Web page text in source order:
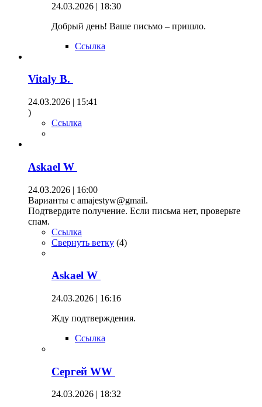
24.03.2026 | 18:30
Добрый день! Ваше письмо – пришло.
Ссылка
Vitaly B.
24.03.2026 | 15:41
)
Ссылка
Askael W
24.03.2026 | 16:00
Варианты с amajestyw@gmail.
Подтвердите получение. Если письма нет, проверьте
спам.
Ссылка
Свернуть ветку (4)
Askael W
24.03.2026 | 16:16
Жду подтверждения.
Ссылка
Сергей WW
24.03.2026 | 18:32